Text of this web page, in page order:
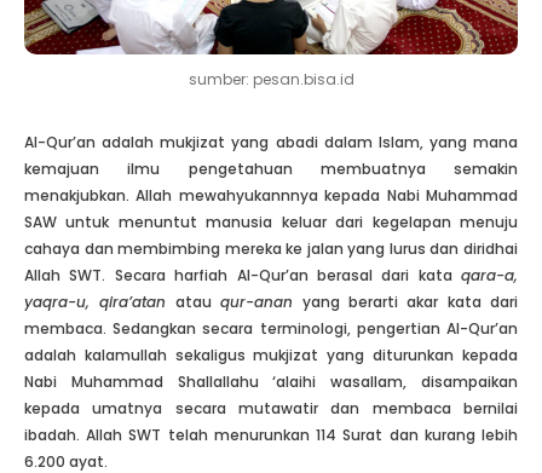
sumber: pesan.bisa.id
Al-Qur’an adalah mukjizat yang abadi dalam Islam, yang mana
kemajuan ilmu pengetahuan membuatnya semakin
menakjubkan. Allah mewahyukannnya kepada Nabi Muhammad
SAW untuk menuntut manusia keluar dari kegelapan menuju
cahaya dan membimbing mereka ke jalan yang lurus dan diridhai
Allah SWT. Secara harfiah Al-Qur’an berasal dari kata qara-a,
yaqra-u, qira’atan atauqur-anan yang berarti akar kata dari
membaca. Sedangkan secara terminologi, pengertian Al-Qur’an
adalah kalamullah sekaligus mukjizat yang diturunkan kepada
Nabi Muhammad Shallallahu ‘alaihi wasallam, disampaikan
kepada umatnya secara mutawatir dan membaca bernilai
ibadah. Allah SWT telah menurunkan 114 Surat dan kurang lebih
6.200 ayat.